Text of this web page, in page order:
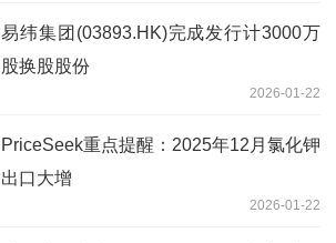
易纬集团(03893.HK)完成发行计3000万
股换股股份
2026-01-22
PriceSeek重点提醒：2025年12月氯化钾
出口大增
2026-01-22